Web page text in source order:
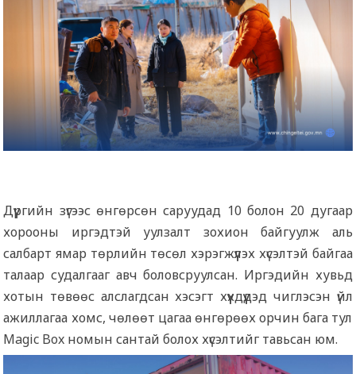
Дүүргийн зүгээс өнгөрсөн саруудад 10 болон 20 дугаар
хорооны иргэдтэй уулзалт зохион байгуулж аль
салбарт ямар төрлийн төсөл хэрэгжүүлэх хүсэлтэй байгаа
талаар судалгааг авч боловсруулсан. Иргэдийн хувьд
хотын төвөөс алслагдсан хэсэгт хүүхдүүдэд чиглэсэн үйл
ажиллагаа хомс, чөлөөт цагаа өнгөрөөх орчин бага тул
Magic Box номын сантай болох хүсэлтийг тавьсан юм.